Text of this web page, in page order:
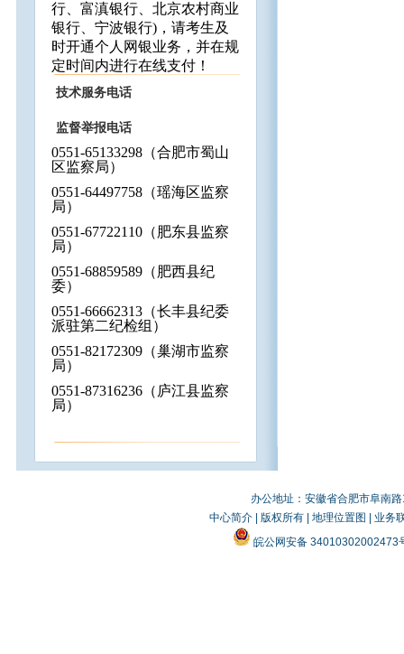
行、富滇银行、北京农村商业
银行、宁波银行)，请考生及
时开通个人网银业务，并在规
定时间内进行在线支付！
技术服务电话
监督举报电话
0551-65133298（合肥市蜀山
区监察局）
0551-64497758（瑶海区监察
局）
0551-67722110（肥东县监察
局）
0551-68859589（肥西县纪
委）
0551-66662313（长丰县纪委
派驻第二纪检组）
0551-82172309（巢湖市监察
局）
0551-87316236（庐江县监察
局）
办公地址：安徽省合肥市阜南
中心简介| 版权所有| 地理位置图
业务
皖公网安备 34010302002473